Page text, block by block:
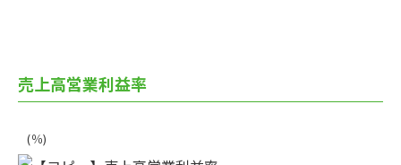
売上高営業利益率
(％)